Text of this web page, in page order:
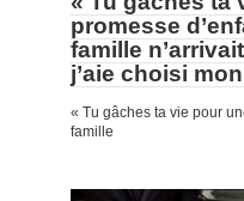
promesse
famille
j’aie choisi
« Tu gâches ta vie pour
famille